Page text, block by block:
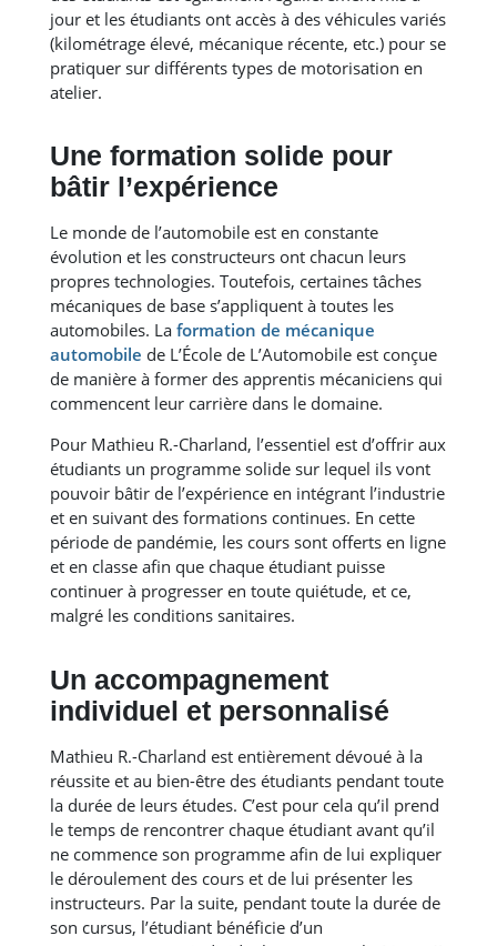
jour et les étudiants ont accès à des véhicules variés
(kilométrage élevé, mécanique récente, etc.) pour se
pratiquer sur différents types de motorisation en
atelier.
Une formation solide pour
bâtir l’expérience
Le monde de l’automobile est en constante
évolution et les constructeurs ont chacun leurs
propres technologies. Toutefois, certaines tâches
mécaniques de base s’appliquent à toutes les
automobiles. La formation de mécanique
automobile de L’École de L’Automobile est conçue
de manière à former des apprentis mécaniciens qui
commencent leur carrière dans le domaine.
Pour Mathieu R.-Charland, l’essentiel est d’offrir aux
étudiants un programme solide sur lequel ils vont
pouvoir bâtir de l’expérience en intégrant l’industrie
et en suivant des formations continues. En cette
période de pandémie, les cours sont offerts en ligne
et en classe afin que chaque étudiant puisse
continuer à progresser en toute quiétude, et ce,
malgré les conditions sanitaires.
Un accompagnement
individuel et personnalisé
Mathieu R.-Charland est entièrement dévoué à la
réussite et au bien-être des étudiants pendant toute
la durée de leurs études. C’est pour cela qu’il prend
le temps de rencontrer chaque étudiant avant qu’il
ne commence son programme afin de lui expliquer
le déroulement des cours et de lui présenter les
instructeurs. Par la suite, pendant toute la durée de
son cursus, l’étudiant bénéficie d’un